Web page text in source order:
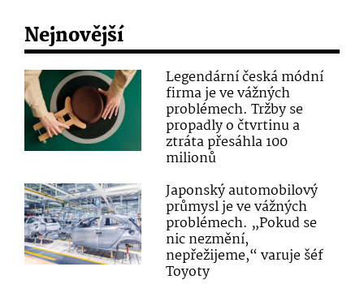
Nejnovější
Legendární česká módní
firma je ve vážných
problémech. Tržby se
propadly o čtvrtinu a
ztráta přesáhla 100
milionů
Japonský automobilový
průmysl je ve vážných
problémech. „Pokud se
nic nezmění,
nepřežijeme,“ varuje šéf
Toyoty